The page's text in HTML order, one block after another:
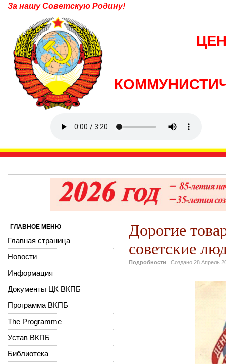
За нашу Советскую Родину!
Дорогие
советские
Подробности Создано 28 Апрель
ГЛАВНОЕ МЕНЮ
Главная страница
Новости
Информация
Документы ЦК ВКПБ
Программа ВКПБ
The Programme
Устав ВКПБ
Библиотека